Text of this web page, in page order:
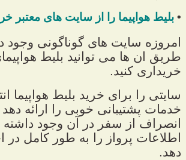
• بلیط هواپیما را از سایت های معتبر
امروزه سایت های گوناگونی وجود
طریق ان ها می توانید بلیط
خریداری کنید.
سایتی را برای خرید بلیط هواپیما
خدمات پشتیبانی خوبی را ارائه
انصراف از سفر در آن وجود داشته
اطلاعات پرواز را به طور کامل در
دهد.